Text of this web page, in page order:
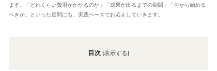
ます。「どれくらい費用がかかるのか」「成果が出るまでの期間」「何から始める
べきか」といった疑問にも、実践ベースでお応えしていきます。
目次 [表示する]